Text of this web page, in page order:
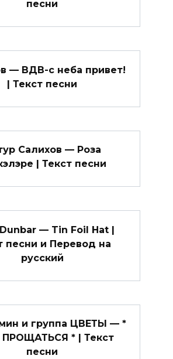
песни
— ВДВ-с неба привет!
| Текст песни
Салихов — Роза
| Текст песни
— Tin Foil Hat |
песни и Перевод на
русский
и группа ЦВЕТЫ — *
* | Текст
песни